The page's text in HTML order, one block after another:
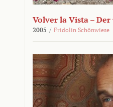
Volver la Vista –
2005 / Fridolin Schönwiese